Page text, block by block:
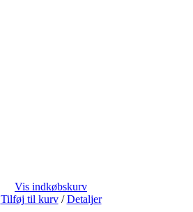
Vis indkøbskurv
Tilføj til kurv / Detaljer